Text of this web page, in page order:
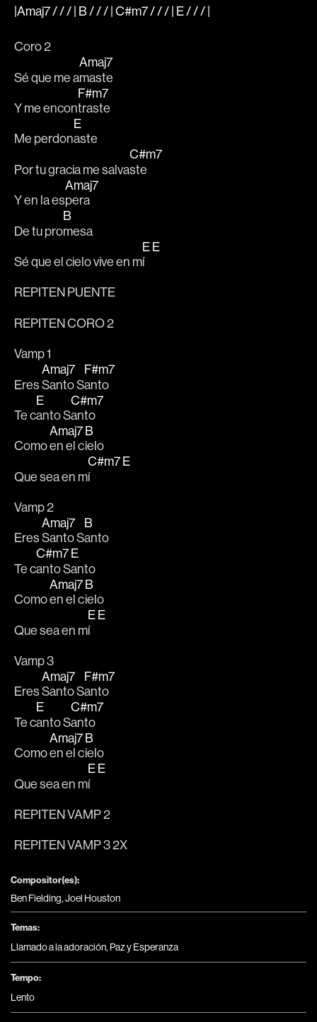
|Amaj7 / / / | B / / / | C#m7 / / / | E / / / |
Coro 2
Sé que me a
Amaj7
maste
Y me encon
F#m7
traste
Me perdon
E
aste
Por tu gracia me salva
C#m7
ste
Y en la es
Amaj7
pera
De tu pro
B
mesa
Sé que el cielo vive en m
E
í
E
REPITEN PUENTE
REPITEN CORO 2
Vamp 1
Eres
Amaj7
Santo S
F#m7
anto
Te c
E
anto S
C#m7
anto
Como
Amaj7
en el c
B
ielo
Que sea en m
C#m7
í
E
Vamp 2
Eres
Amaj7
Santo S
B
anto
Te c
C#m7
anto S
E
anto
Como
Amaj7
en el c
B
ielo
Que sea en m
E
í
E
Vamp 3
Eres
Amaj7
Santo S
F#m7
anto
Te c
E
anto S
C#m7
anto
Como
Amaj7
en el c
B
ielo
Que sea en m
E
í
E
REPITEN VAMP 2
REPITEN VAMP 3 2X
Compositor(es):
Ben Fielding, Joel Houston
Temas:
Llamado a la adoración, Paz y Esperanza
Tempo:
Lento